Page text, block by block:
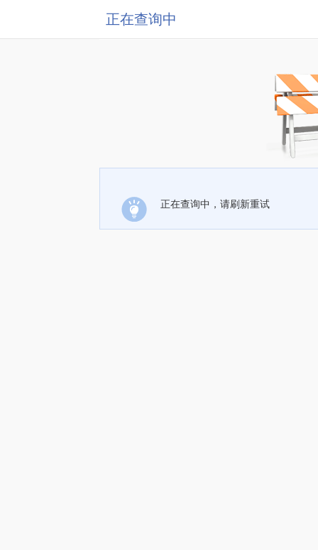
正在查询中
正在查询中，请刷新重试